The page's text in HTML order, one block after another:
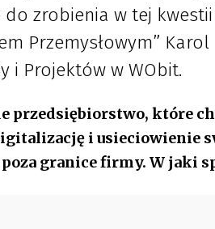
do zrobienia w tej
Przemysłowym”
i Projektów w WObit.
przedsiębiorstwo, które
i usieciowienie
granice firmy. W jaki